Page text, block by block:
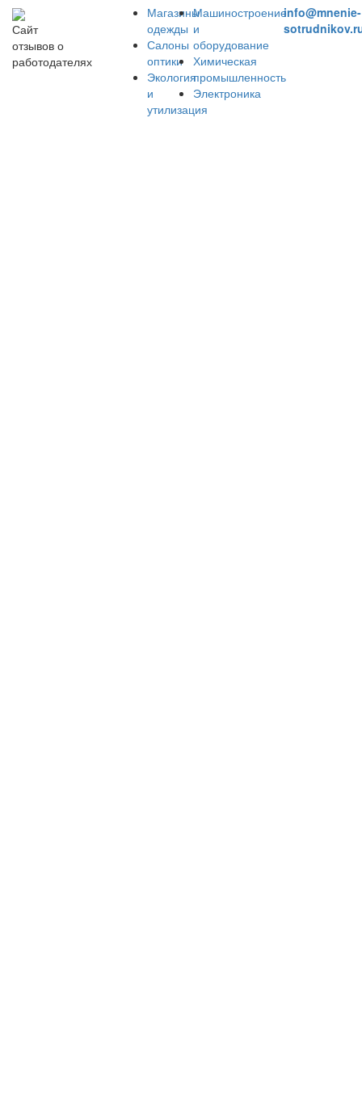
Сайт
отзывов о
работодателях
Магазины
одежды
Салоны
оптики
Экология
и
утилизация
Машиностроение
и
оборудование
Химическая
промышленность
Электроника
info@mnenie-